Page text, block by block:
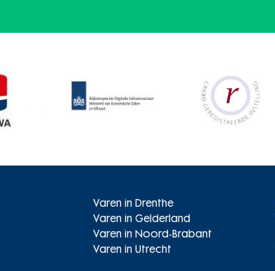
Varen in Drenthe
Varen in Gelderland
Varen in Noord-Brabant
Varen in Utrecht